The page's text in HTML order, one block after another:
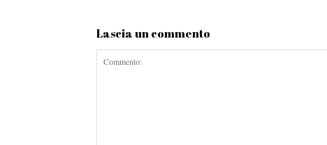
Lascia un commento